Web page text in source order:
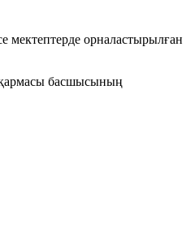
мектептерде орналастырылған
басшысының